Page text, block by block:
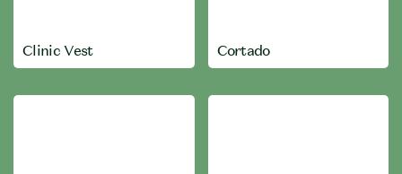
Clinic Vest Cortado